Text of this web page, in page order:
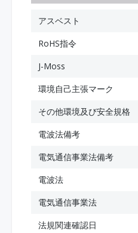
アスベスト
RoHS指令
J-Moss
環境自己主張マーク
その他環境及び安全規格
電波法備考
電気通信事業法備考
電波法
電気通信事業法
法規関連確認日